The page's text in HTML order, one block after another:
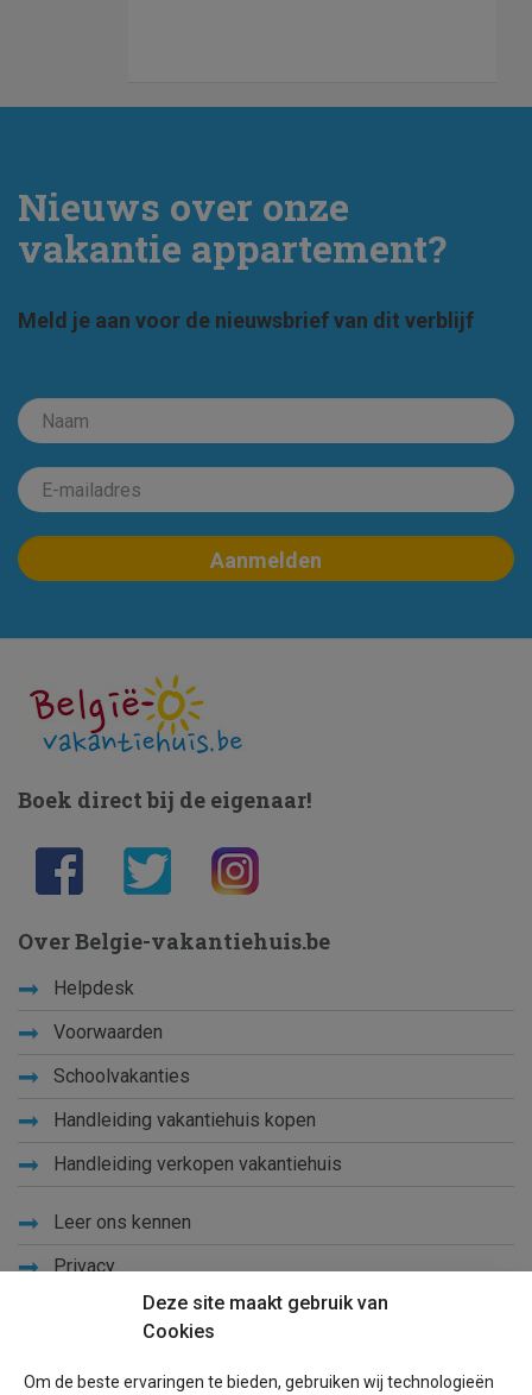
Nieuws over onze
vakantie appartement?
Meld je aan voor de nieuwsbrief van dit verblijf
Deze site maakt gebruik van
Cookies
Om de beste ervaringen te bieden, gebruiken wij technologieën
Boek direct bij de eigenaar!
Over Belgie-vakantiehuis.be
Helpdesk
Voorwaarden
Schoolvakanties
Handleiding vakantiehuis kopen
Handleiding verkopen vakantiehuis
Leer ons kennen
Privacy